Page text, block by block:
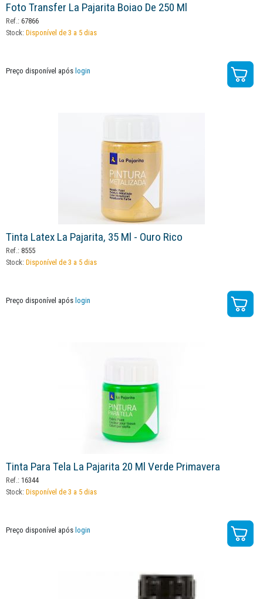
Foto Transfer La Pajarita Boiao De 250 Ml
Ref.: 67866
Stock: Disponível de 3 a 5 dias
Preço disponível após login
Tinta Latex La Pajarita, 35 Ml - Ouro Rico
Ref.: 8555
Stock: Disponível de 3 a 5 dias
Preço disponível após login
Tinta Para Tela La Pajarita 20 Ml Verde Primavera
Ref.: 16344
Stock: Disponível de 3 a 5 dias
Preço disponível após login